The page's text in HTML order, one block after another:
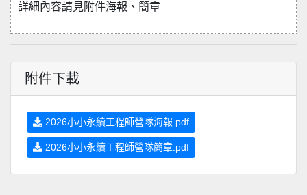
詳細內容請見附件海報、簡章
附件下載
2026小小永續工程師營隊海報.pdf
2026小小永續工程師營隊簡章.pdf